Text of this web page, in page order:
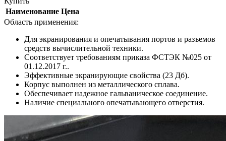
Наименование Цена
Область применения:
Для экранирования и опечатывания портов и разъемов
средств вычислительной техники.
Соответствует требованиям приказа ФСТЭК №025 от
01.12.2017 г..
Эффективные экранирующие свойства (23 Дб).
Корпус выполнен из металлического сплава.
Обеспечивает надежное гальваническое соединение.
Наличие специального опечатывающего отверстия.